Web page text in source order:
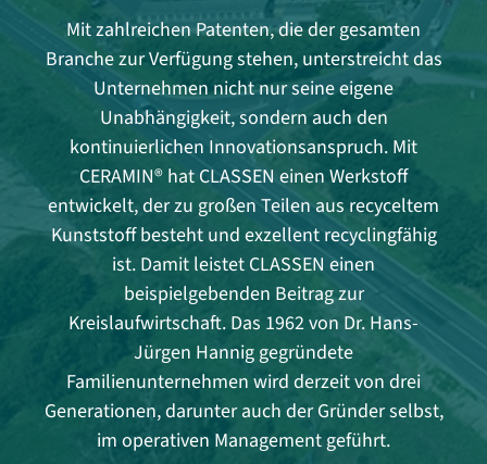
Mit zahlreichen Patenten, die der gesamten
Branche zur Verfügung stehen, unterstreicht das
Unternehmen nicht nur seine eigene
Unabhängigkeit, sondern auch den
kontinuierlichen Innovationsanspruch. Mit
CERAMIN® hat CLASSEN einen Werkstoff
entwickelt, der zu großen Teilen aus recyceltem
Kunststoff besteht und exzellent recyclingfähig
ist. Damit leistet CLASSEN einen
beispielgebenden Beitrag zur
Kreislaufwirtschaft. Das 1962 von Dr. Hans-
Jürgen Hannig gegründete
Familienunternehmen wird derzeit von drei
Generationen, darunter auch der Gründer selbst,
im operativen Management geführt.